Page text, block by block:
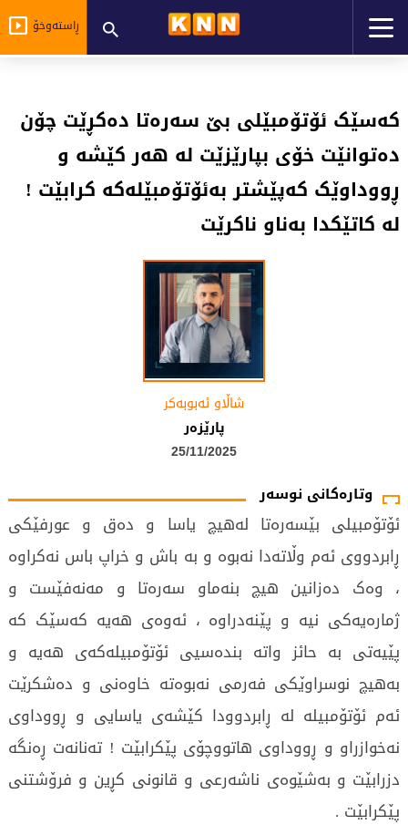
ڕاستەوخۆ
کەسێک ئۆتۆمبێلی بێ سەرەتا دەکڕێت چۆن
دەتوانێت خۆی بپارێزێت لە هەر کێشە و
ڕووداوێک کەپێشتر بەئۆتۆمبێلەکە کرابێت !
لە کاتێکدا بەناو ناکرێت
شاڵاو ئەبوبەکر
پارێزەر
25/11/2025
وتارەکانی نوسەر
ئۆتۆمبیلی بێسەرەتا لەهیچ یاسا و دەق و عورفێکی
ڕابردووی ئەم وڵاتەدا نەبوە و بە باش و خراپ باس نەکراوە
، وەک دەزانین هیچ بنەماو سەرەتا و مەنەفێست و
ژمارەیەکی نیە و پێنەدراوە ، ئەوەی هەیە کەسێک کە
پێیەتی بە حائز واتە بندەسیی ئۆتۆمبیلەکەی هەیە و
بەهیچ نوسراوێکی فەرمی نەبوەتە خاوەنی و دەشکرێت
ئەم ئۆتۆمبیلە لە ڕابردوودا کێشەی یاسایی و ڕووداوی
نەخوازراو و ڕووداوی هاتووچۆی پێکرابێت ! تەنانەت ڕەنگە
دزرابێت و بەشێوەی ناشەرعی و قانونی کڕین و فرۆشتنی
پێکرابێت .